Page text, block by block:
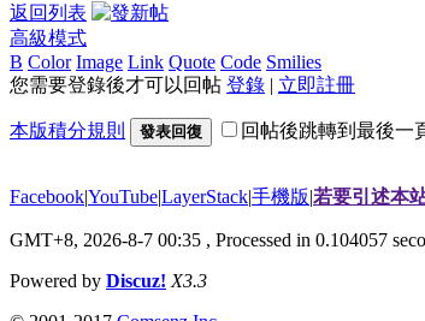
返回列表
高級模式
B Color Image Link Quote Code Smilies
您需要登錄後才可以回帖 登錄 | 立即註冊
本版積分規則 發表回復 回帖後跳轉到最後一
Facebook|YouTube|LayerStack|手機版|若要引述本
GMT+8, 2026-8-7 00:35 , Processed in 0.104057
Powered by Discuz! X3.3